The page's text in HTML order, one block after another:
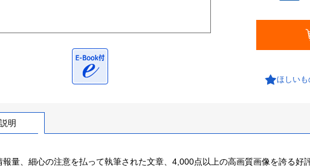
ほしい
明
報量、細心の注意を払って執筆された文章、4,000点以上の高画質画像を誇る好